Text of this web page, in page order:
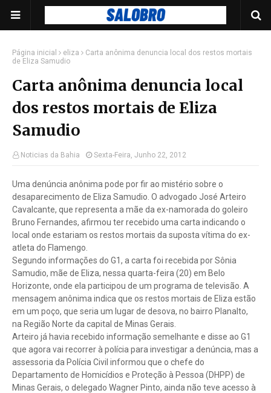
Página inicial eliza
Carta anônima denuncia local dos restos mortais
de Eliza Samudio
Carta anônima denuncia local
dos restos mortais de Eliza
Samudio
Noticias da Bahia Sexta-Feira, Junho 22, 2012
Uma denúncia anônima pode por fir ao mistério sobre o
desaparecimento de Eliza Samudio. O advogado José Arteiro
Cavalcante, que representa a mãe da ex-namorada do goleiro
Bruno Fernandes, afirmou ter recebido uma carta indicando o
local onde estariam os restos mortais da suposta vítima do ex-
atleta do Flamengo.
Segundo informações do G1, a carta foi recebida por Sônia
Samudio, mãe de Eliza, nessa quarta-feira (20) em Belo
Horizonte, onde ela participou de um programa de televisão. A
mensagem anônima indica que os restos mortais de Eliza estão
em um poço, que seria um lugar de desova, no bairro Planalto,
na Região Norte da capital de Minas Gerais.
Arteiro já havia recebido informação semelhante e disse ao G1
que agora vai recorrer à polícia para investigar a denúncia, mas a
assessoria da Polícia Civil informou que o chefe do
Departamento de Homicídios e Proteção à Pessoa (DHPP) de
Minas Gerais, o delegado Wagner Pinto, ainda não teve acesso à